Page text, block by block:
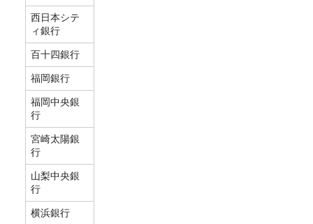
西日本シテ
ィ銀行
百十四銀行
福岡銀行
福岡中央銀
行
宮崎太陽銀
行
山梨中央銀
行
横浜銀行